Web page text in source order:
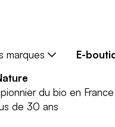
marques E-
du bio en France
de 30 ans